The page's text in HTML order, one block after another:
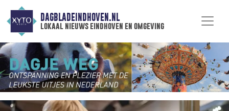
DAGBLADEINDHOVEN.NL
lokaal nieuws eindhoven en omgeving